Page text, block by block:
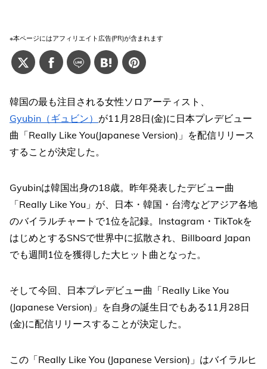
※本ページにはアフィリエイト広告(PR)が含まれます
韓国の最も注目される女性ソロアーティスト、
Gyubin（ギュビン） が11月28日(金)に日本プレデビュー
曲「Really Like You(Japanese Version)」を配信リリース
することが決定した。
Gyubinは韓国出身の18歳。昨年発表したデビュー曲
「Really Like You」が、日本・韓国・台湾などアジア各地
のバイラルチャートで1位を記録。Instagram・TikTokを
はじめとするSNSで世界中に拡散され、Billboard Japan
でも週間1位を獲得した大ヒット曲となった。
そして今回、日本プレデビュー曲「Really Like You
(Japanese Version)」を自身の誕生日でもある11月28日
(金)に配信リリースすることが決定した。
この「Really Like You (Japanese Version)」はバイラルヒ